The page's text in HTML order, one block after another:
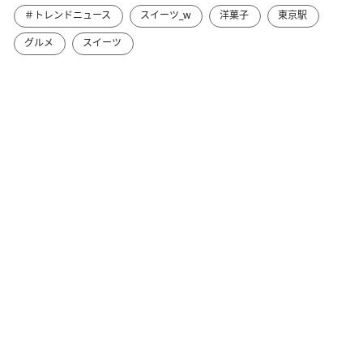
＃トレンドニュース スイーツ_w 洋菓子
東京駅
グルメ
スイーツ